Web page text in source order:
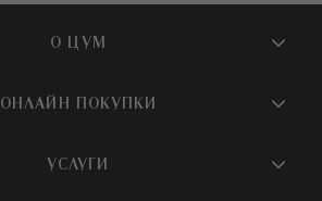
О ЦУМ
О магазине
Бутики и ПВЗ ЦУМ
ОНЛАЙН ПОКУПКИ
УСЛУГИ